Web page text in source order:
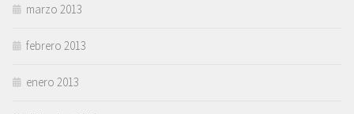
marzo 2013
febrero 2013
enero 2013